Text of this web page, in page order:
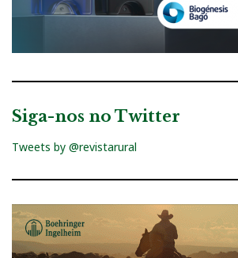
Siga-nos no Twitter
Tweets by @revistarural